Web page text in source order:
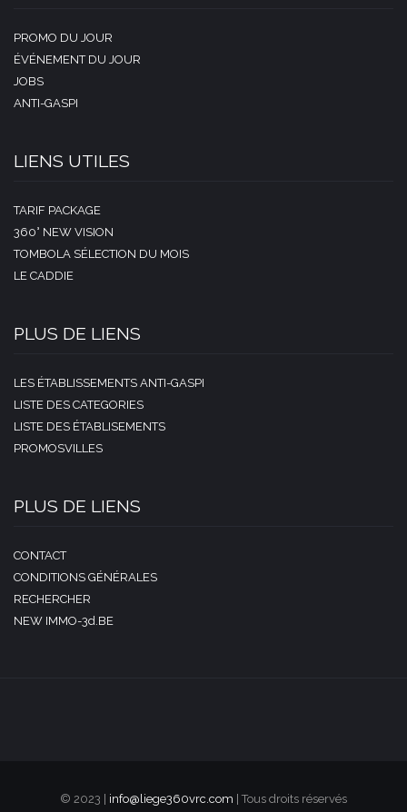
PROMO DU JOUR
ÉVÉNEMENT DU JOUR
JOBS
ANTI-GASPI
LIENS UTILES
TARIF PACKAGE
360° NEW VISION
TOMBOLA SÉLECTION DU MOIS
LE CADDIE
PLUS DE LIENS
LES ÉTABLISSEMENTS ANTI-GASPI
LISTE DES CATEGORIES
LISTE DES ÉTABLISEMENTS
PROMOSVILLES
PLUS DE LIENS
CONTACT
CONDITIONS GÉNÉRALES
RECHERCHER
NEW IMMO-3d.BE
© 2023 | info@liege360vrc.com | Tous droits réservés